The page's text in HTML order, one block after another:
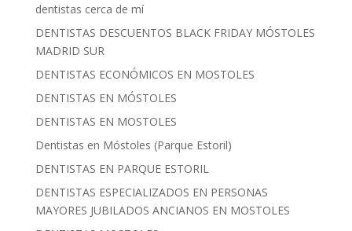
dentistas cerca de mí
DENTISTAS DESCUENTOS BLACK FRIDAY MÓSTOLES
MADRID SUR
DENTISTAS ECONÓMICOS EN MOSTOLES
DENTISTAS EN MÓSTOLES
DENTISTAS EN MOSTOLES
Dentistas en Móstoles (Parque Estoril)
DENTISTAS EN PARQUE ESTORIL
DENTISTAS ESPECIALIZADOS EN PERSONAS
MAYORES JUBILADOS ANCIANOS EN MOSTOLES